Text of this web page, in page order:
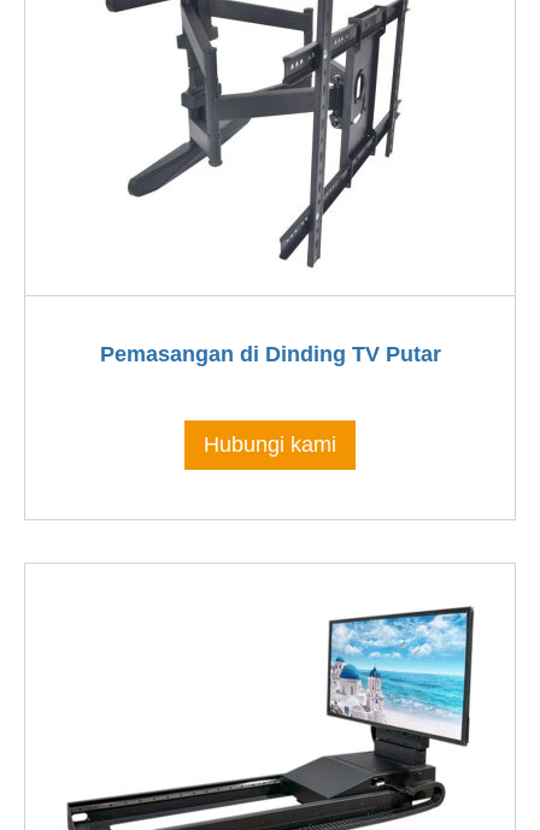
Pemasangan di Dinding TV Putar
Hubungi kami